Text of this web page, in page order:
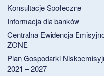
Konsultacje Społeczne
Informacja dla banków
Centralna Ewidencja
ZONE
Plan Gospodarki
2021 – 2027